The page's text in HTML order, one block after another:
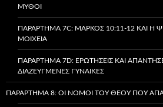
ΜΎΘΟΙ
ΠΑΡΆΡΤΗΜΑ 7C: ΜΆΡΚΟΣ 10:11-12 ΚΑΙ Η
ΜΟΙΧΕΊΑ
ΠΑΡΆΡΤΗΜΑ 7D: ΕΡΩΤΉΣΕΙΣ ΚΑΙ
ΔΙΑΖΕΥΓΜΈΝΕΣ ΓΥΝΑΊΚΕΣ
ΠΑΡΆΡΤΗΜΑ 8: ΟΙ ΝΌΜΟΙ ΤΟΥ ΘΕΟΎ ΠΟΥ